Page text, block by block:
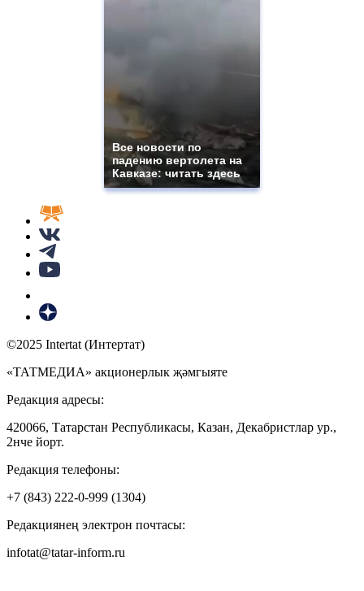
Все новости по
падению вертолета на
Кавказе: читать здесь
©2025 Intertat (Интертат)
«ТАТМЕДИА» акционерлык җәмгыяте
Редакция адресы:
420066, Татарстан Республикасы, Казан, Декабристлар ур.,
2нче йорт.
Редакция телефоны:
+7 (843) 222-0-999 (1304)
Редакциянең электрон почтасы:
infotat@tatar-inform.ru